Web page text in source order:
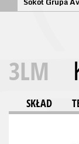
3LM
SKŁAD